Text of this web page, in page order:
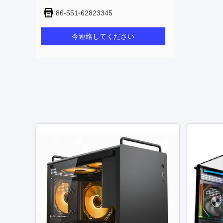
86-551-62823345
今連絡してください